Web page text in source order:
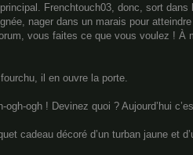
Frenchtouch03, donc, sort
nager dans un marais pour
vous faites ce que vous voulez ! À
il en ouvre la porte.
ogh-ogh ! Devinez quoi ? Aujourd’hui
cadeau décoré d’un turban jaune et